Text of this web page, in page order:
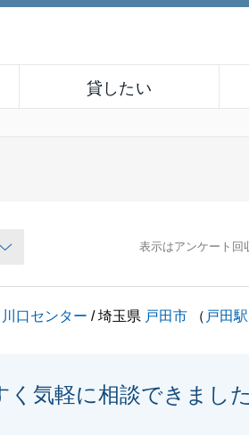
貸したい
表示はアンケート回
川口センター / 埼玉県 戸田市 （ 戸田駅
く気軽に相談できました